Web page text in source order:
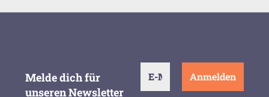
Melde dich für
unseren Newsletter